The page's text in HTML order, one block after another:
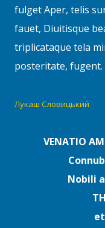
fulget Aper, telis
fauet, Diuitisque
triplicataque tela
posteritate, fugent.
Лукаш Словицький
VENATIO
Nobili